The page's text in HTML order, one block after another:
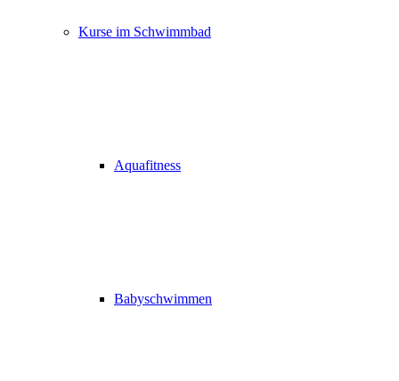
Kurse im Schwimmbad
Aquafitness
Babyschwimmen